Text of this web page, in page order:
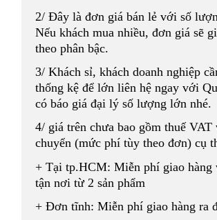
2/ Đây là đơn giá bán lẻ với số
Nếu khách mua nhiều, đơn giá sẽ
theo phân bậc.
3/ Khách sỉ, khách doanh nghiệp
thống kệ để lớn liên hệ ngay với
có báo giá đại lý số lượng lớn nhé.
4/ giá trên chưa bao gồm thuế VAT
chuyển (mức phí tùy theo đơn) cụ
+ Tại tp.HCM: Miễn phí giao hàng
tận nơi từ 2 sản phẩm
+ Đơn tĩnh: Miễn phí giao hàng ra